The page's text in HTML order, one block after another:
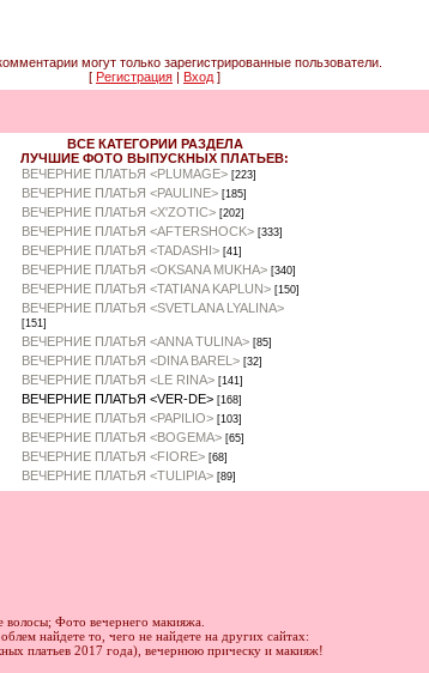
могут только зарегистрированные пользователи.
[ Регистрация Вход ]
ВСЕ КАТЕГОРИИ РАЗДЕЛА
ЛУЧШИЕ ФОТО ВЫПУСКНЫХ ПЛАТЬЕВ:
ВЕЧЕРНИЕ ПЛАТЬЯ <PLUMAGE> [223]
ВЕЧЕРНИЕ ПЛАТЬЯ <PAULINE> [185]
ВЕЧЕРНИЕ ПЛАТЬЯ <X'ZOTIC> [202]
ВЕЧЕРНИЕ ПЛАТЬЯ <AFTERSHOCK> [333]
ВЕЧЕРНИЕ ПЛАТЬЯ <TADASHI> [41]
ВЕЧЕРНИЕ ПЛАТЬЯ <OKSANA MUKHA> [340]
ВЕЧЕРНИЕ ПЛАТЬЯ <TATIANA KAPLUN> [150]
ВЕЧЕРНИЕ ПЛАТЬЯ <SVETLANA LYALINA>
[151]
ВЕЧЕРНИЕ ПЛАТЬЯ <ANNA TULINA> [85]
ВЕЧЕРНИЕ ПЛАТЬЯ <DINA BAREL> [32]
ВЕЧЕРНИЕ ПЛАТЬЯ <LE RINA> [141]
ВЕЧЕРНИЕ ПЛАТЬЯ <VER-DE> [168]
ВЕЧЕРНИЕ ПЛАТЬЯ <PAPILIO> [103]
ВЕЧЕРНИЕ ПЛАТЬЯ <BOGEMA> [65]
ВЕЧЕРНИЕ ПЛАТЬЯ <FIORE> [68]
ВЕЧЕРНИЕ ПЛАТЬЯ <TULIPIA> [89]
Фото вечернего макияжа.
найдете то, чего не найдете на других сайтах:
платьев 2017 года), вечернюю прическу и макияж!